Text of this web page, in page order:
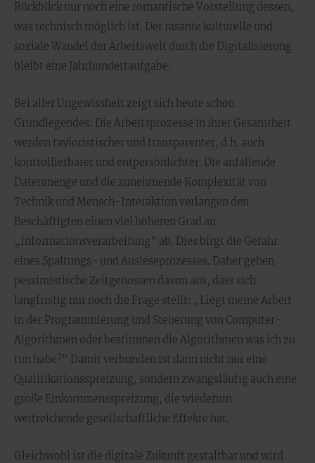
Rückblick nur noch eine romantische Vorstellung dessen,
was technisch möglich ist. Der rasante kulturelle und
soziale Wandel der Arbeitswelt durch die Digitalisierung
bleibt eine Jahrhundertaufgabe.
Bei aller Ungewissheit zeigt sich heute schon
Grundlegendes: Die Arbeitsprozesse in ihrer Gesamtheit
werden tayloristischer und transparenter, d.h. auch
kontrollierbarer und entpersönlichter. Die anfallende
Datenmenge und die zunehmende Komplexität von
Technik und Mensch-Interaktion verlangen den
Beschäftigten einen viel höheren Grad an
„Informationsverarbeitung" ab. Dies birgt die Gefahr
eines Spaltungs- und Ausleseprozesses. Daher gehen
pessimistische Zeitgenossen davon aus, dass sich
langfristig nur noch die Frage stellt: „Liegt meine Arbeit
in der Programmierung und Steuerung von Computer-
Algorithmen oder bestimmen die Algorithmen was ich zu
tun habe?" Damit verbunden ist dann nicht nur eine
Qualifikationsspreizung, sondern zwangsläufig auch eine
große Einkommensspreizung, die wiederum
weitreichende gesellschaftliche Effekte hat.
Gleichwohl ist die digitale Zukunft gestaltbar und wird